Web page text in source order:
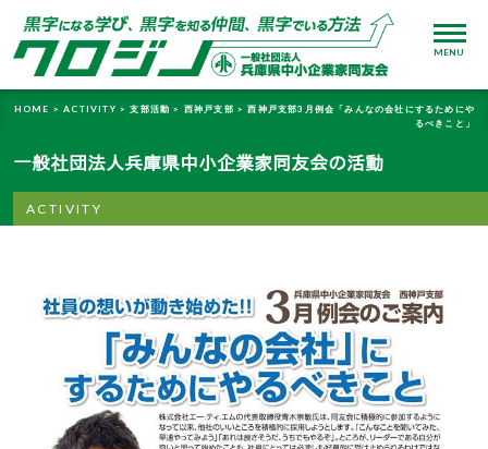
MENU
HOME >ACTIVITY >支部活動 > 西神戸支部 >西神戸支部3月例会「みんなの会社にするためにや
るべきこと」
一般社団法人兵庫県中小企業家同友会の活動
ACTIVITY